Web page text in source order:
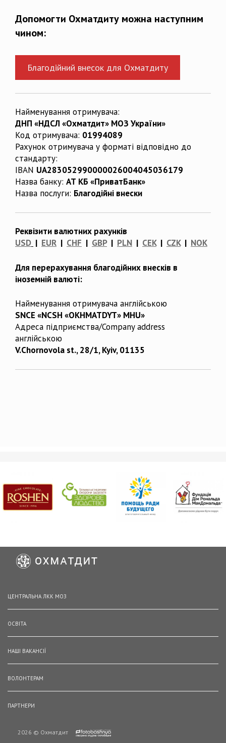
Допомогти Охматдиту можна наступним
чином:
Благодійний внесок для Охматдиту
Найменування отримувача:
ДНП «НДСЛ «Охматдит» МОЗ України»
Код отримувача: 01994089
Рахунок отримувача у форматі відповідно до
стандарту:
IBAN UA283052990000026004045036179
Назва банку: АТ КБ «ПриватБанк»
Назва послуги: Благодійні внески
Реквізити валютних рахунків
USD | EUR | CHF | GBP| PLN | CEK| CZK| NOK
Для перерахування благодійних внесків в
іноземній валюті:
Найменування отримувача англійською
SNCE «NCSH «OKHMATDYT» MHU»
Адреса підприємства/Company address
англійською
V.Chornovola st., 28/1, Kyiv, 01135
ЦЕНТРАЛЬНА ЛКК МОЗ
ОСВІТА
НАШІ ВАКАНСІЇ
ВОЛОНТЕРАМ
ПАРТНЕРИ
2026 © Охматдит